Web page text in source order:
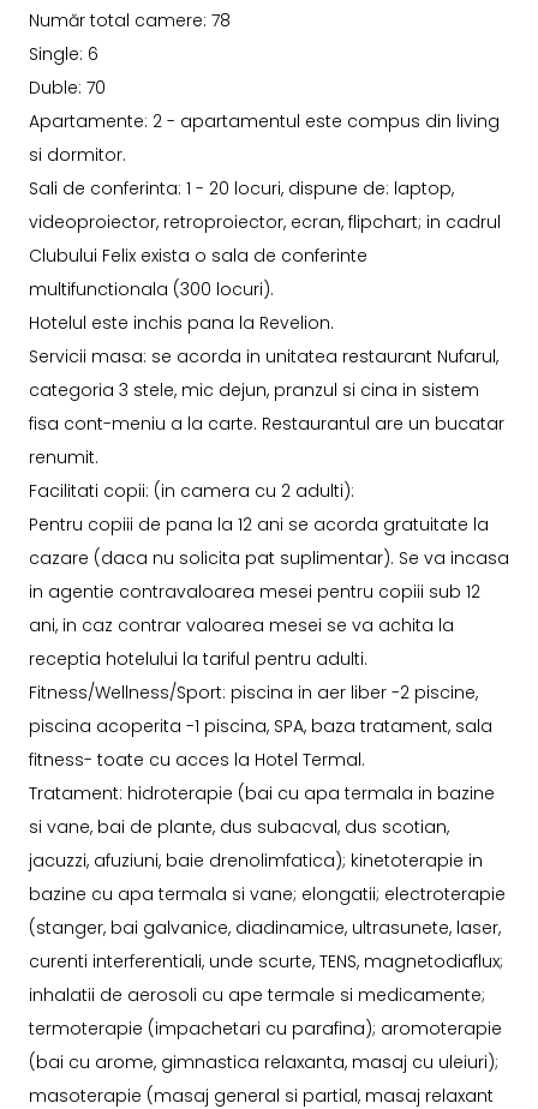
Număr total camere: 78
Single: 6
Duble: 70
Apartamente: 2 - apartamentul este compus din living
si dormitor.
Sali de conferinta: 1 - 20 locuri, dispune de: laptop,
videoproiector, retroproiector, ecran, flipchart; in cadrul
Clubului Felix exista o sala de conferinte
multifunctionala (300 locuri).
Hotelul este inchis pana la Revelion.
Servicii masa: se acorda in unitatea restaurant Nufarul,
categoria 3 stele, mic dejun, pranzul si cina in sistem
fisa cont-meniu a la carte. Restaurantul are un bucatar
renumit.
Facilitati copii: (in camera cu 2 adulti):
Pentru copiii de pana la 12 ani se acorda gratuitate la
cazare (daca nu solicita pat suplimentar). Se va incasa
in agentie contravaloarea mesei pentru copiii sub 12
ani, in caz contrar valoarea mesei se va achita la
receptia hotelului la tariful pentru adulti.
Fitness/Wellness/Sport: piscina in aer liber -2 piscine,
piscina acoperita -1 piscina, SPA, baza tratament, sala
fitness- toate cu acces la Hotel Termal.
Tratament: hidroterapie (bai cu apa termala in bazine
si vane, bai de plante, dus subacval, dus scotian,
jacuzzi, afuziuni, baie drenolimfatica); kinetoterapie in
bazine cu apa termala si vane; elongatii; electroterapie
(stanger, bai galvanice, diadinamice, ultrasunete, laser,
curenti interferentiali, unde scurte, TENS, magnetodiaflux;
inhalatii de aerosoli cu ape termale si medicamente;
termoterapie (impachetari cu parafina); aromoterapie
(bai cu arome, gimnastica relaxanta, masaj cu uleiuri);
masoterapie (masaj general si partial, masaj relaxant